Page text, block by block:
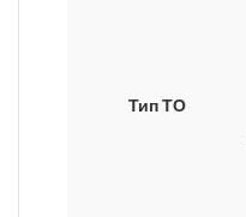
Тип ТО